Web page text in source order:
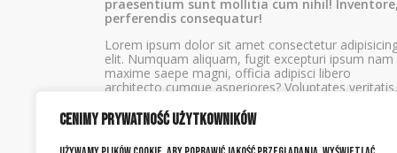
Cenimy prywatność użytkowników
praesentium sunt mollitia cum nihil! Inventore,
perferendis consequatur!
Lorem ipsum dolor sit amet consectetur
elit. Numquam aliquam, fugit excepturi ipsum nam
maxime saepe magni, officia adipisci libero
architecto cumque asperiores? Voluptates veritatis,